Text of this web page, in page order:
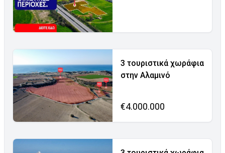
3 τουριστικά χωράφια
στην Αλαμινό
€4.000.000